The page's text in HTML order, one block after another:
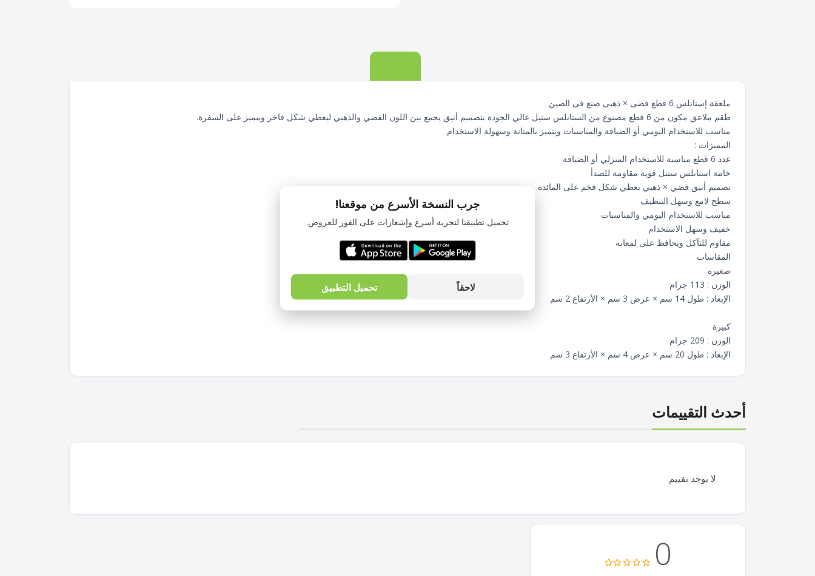
ملعقة إستانلس 6 قطع فضى × ذهبى صنع فى الصين
طقم ملاعق مكون من 6 قطع مصنوع من الستانلس ستيل عالي الجودة بتصميم أنيق يجمع بين اللون الفضي والذهبي ليعطي شكل فاخر ومميز على السفرة.
مناسب للاستخدام اليومي أو الضيافة والمناسبات ويتميز بالمتانة وسهولة الاستخدام.
المميزات :
عدد 6 قطع مناسبة للاستخدام المنزلي أو الضيافة
خامة استانلس ستيل قوية مقاومة للصدأ
تصميم أنيق فضي × ذهبي يعطي شكل فخم على المائدة
سطح لامع وسهل التنظيف
مناسب للاستخدام اليومي والمناسبات
خفيف وسهل الاستخدام
مقاوم للتآكل ويحافظ على لمعانه
المقاسات
صغيره
الوزن : 113 جرام
الإبعاد : طول 14 سم × عرض 3 سم × الأرتفاع 2 سم
كبيرة
الوزن : 209 جرام
الإبعاد : طول 20 سم × عرض 4 سم × الأرتفاع 3 سم
أحدث التقييمات
لا يوجد تقييم
0
جرب النسخة الأسرع من موقعنا!
تحميل تطبيقنا لتجربة أسرع وإشعارات على الفور للعروض.
لاحقاً تحميل التطبيق